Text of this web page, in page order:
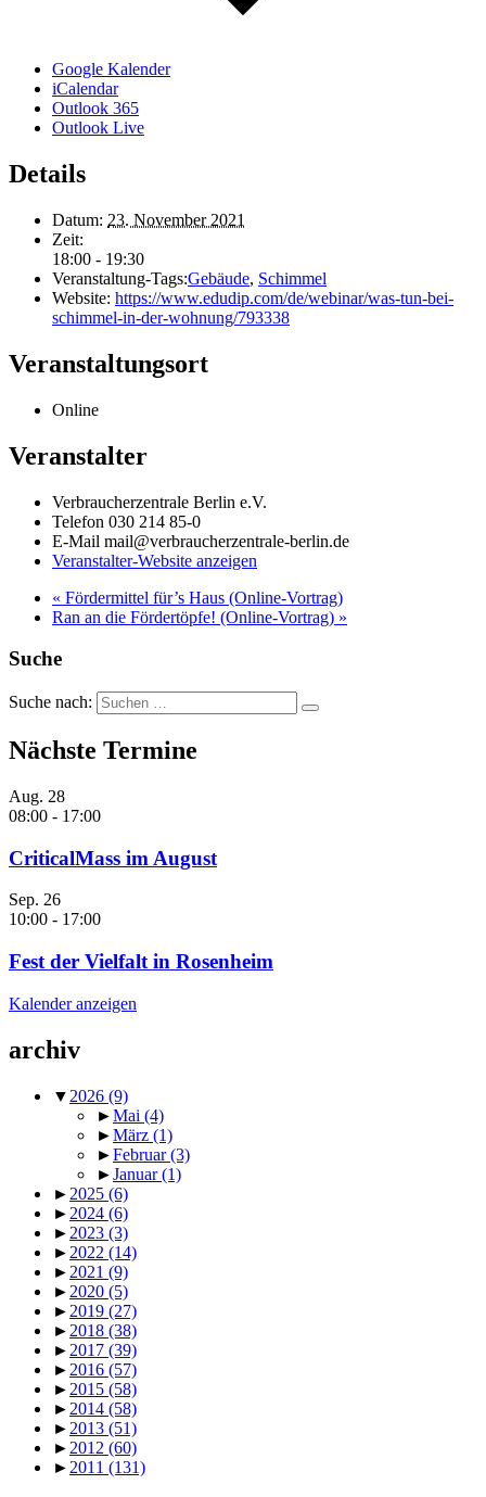
Google Kalender
iCalendar
Outlook 365
Outlook Live
Details
Datum: 23. November 2021
Zeit:
18:00 - 19:30
Veranstaltung-Tags:Gebäude, Schimmel
Website: https://www.edudip.com/de/webinar/was-tun-bei-
schimmel-in-der-wohnung/793338
Veranstaltungsort
Online
Veranstalter
Verbraucherzentrale Berlin e.V.
Telefon 030 214 85-0
E-Mail mail@verbraucherzentrale-berlin.de
Veranstalter-Website anzeigen
« Fördermittel für’s Haus (Online-Vortrag)
Ran an die Fördertöpfe! (Online-Vortrag) »
Suche
Suche nach:
Nächste Termine
Aug. 28
08:00 - 17:00
CriticalMass im August
Sep. 26
10:00 - 17:00
Fest der Vielfalt in Rosenheim
Kalender anzeigen
archiv
▼ 2026 (9)
►Mai (4)
►März (1)
►Februar(3)
►Januar(1)
► 2025 (6)
► 2024 (6)
► 2023 (3)
► 2022 (14)
► 2021 (9)
► 2020 (5)
► 2019 (27)
► 2018 (38)
► 2017 (39)
► 2016 (57)
► 2015 (58)
► 2014 (58)
► 2013 (51)
► 2012 (60)
► 2011 (131)